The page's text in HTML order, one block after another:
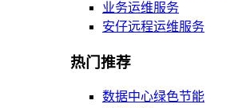
业务运维服务
安仔远程运维服务
热门推荐
数据中心绿色节能